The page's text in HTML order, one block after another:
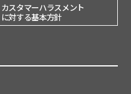
カスタマーハラスメント
に対する基本方針